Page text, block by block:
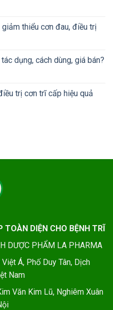
thiểu cơn đau, điều trị
dụng, cách dùng, giá bán?
trị cơn trĩ cấp hiệu quả
TOÀN DIỆN CHO BỆNH TRĨ
DƯỢC PHẨM LA PHARMA
Á, Phố Duy Tân, Dịch
Nam
Văn Kim Lũ, Nghiêm Xuân